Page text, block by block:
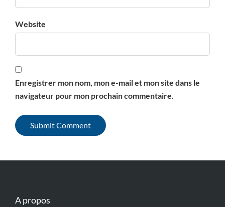
Website
Enregistrer mon nom, mon e-mail et mon site dans le
navigateur pour mon prochain commentaire.
A propos